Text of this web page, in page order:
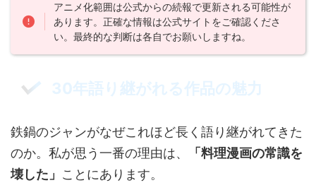
アニメ化範囲は公式からの続報で更新される可能性が
あります。正確な情報は公式サイトをご確認くださ
い。最終的な判断は各自でお願いしますね。
30年語り継がれる作品の魅力
鉄鍋のジャンがなぜこれほど長く語り継がれてきた
のか。私が思う一番の理由は、
「料理漫画の常識を
壊した」 ことにあります。